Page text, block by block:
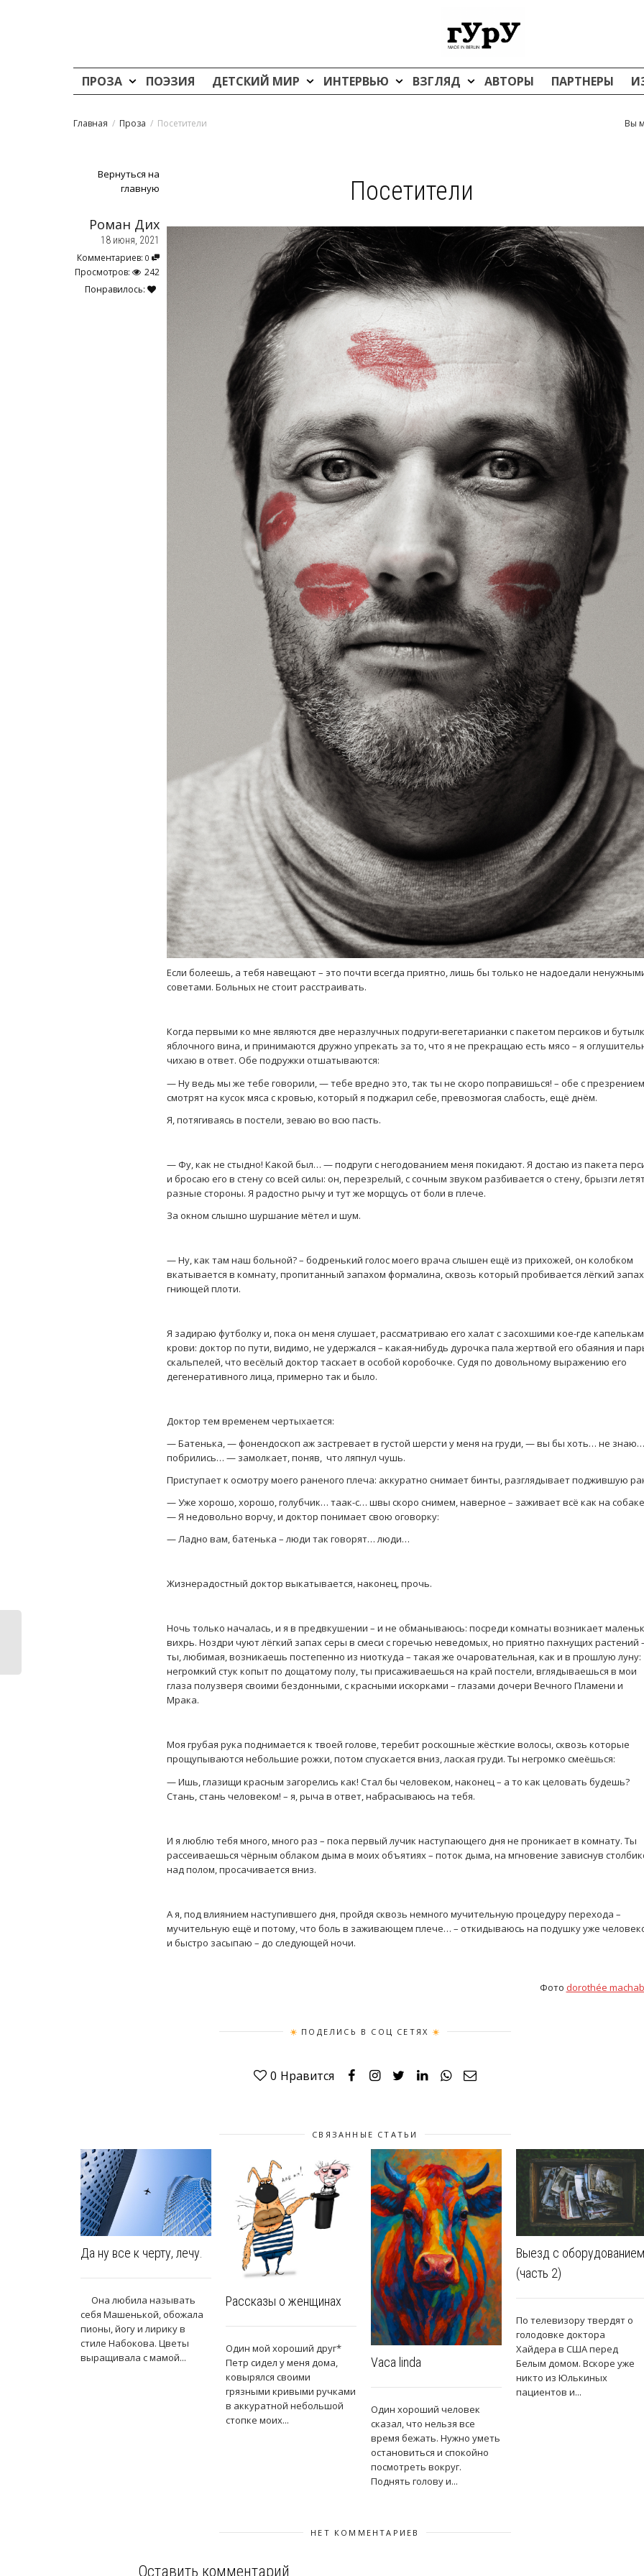
ПРОЗА ПОЭЗИЯ ДЕТСКИЙ МИР ИНТЕРВЬЮ ВЗГЛЯД АВТОРЫ ПАРТНЕРЫ
Главная Проза Посетители Вы
Вернуться на
главную
Роман Дих
18 июня, 2021
Комментариев: 0
Просмотров:
242
Понравилось:
Посетители
Если болеешь, а тебя навещают – это почти всегда приятно, лишь бы только не надоедали
советами. Больных не стоит расстраивать.
Когда первыми ко мне являются две неразлучных подруги-вегетарианки с пакетом персиков и
яблочного вина, и принимаются дружно упрекать за то, что я не прекращаю есть мясо – я
чихаю в ответ. Обе подружки отшатываются:
— Ну ведь мы же тебе говорили, — тебе вредно это, так ты не скоро поправишься! – обе с презрением
смотрят на кусок мяса с кровью, который я поджарил себе, превозмогая слабость, ещё днём.
Я, потягиваясь в постели, зеваю во всю пасть.
— Фу, как не стыдно! Какой был… — подруги с негодованием меня покидают. Я достаю из пакета
и бросаю его в стену со всей силы: он, перезрелый, с сочным звуком разбивается о стену, брызги
разные стороны. Я радостно рычу и тут же морщусь от боли в плече.
За окном слышно шуршание мётел и шум.
— Ну, как там наш больной? – бодренький голос моего врача слышен ещё из прихожей, он колобком
вкатывается в комнату, пропитанный запахом формалина, сквозь который пробивается лёгкий запах
гниющей плоти.
Я задираю футболку и, пока он меня слушает, рассматриваю его халат с засохшими кое-где
крови: доктор по пути, видимо, не удержался – какая-нибудь дурочка пала жертвой его обаяния и
скальпелей, что весёлый доктор таскает в особой коробочке. Судя по довольному выражению его
дегенеративного лица, примерно так и было.
Доктор тем временем чертыхается:
— Батенька, — фонендоскоп аж застревает в густой шерсти у меня на груди, — вы бы хоть… не знаю…
побрились… — замолкает, поняв, что ляпнул чушь.
Приступает к осмотру моего раненого плеча: аккуратно снимает бинты, разглядывает поджившую
— Уже хорошо, хорошо, голубчик… таак-с… швы скоро снимем, наверное – заживает всё как на
— Я недовольно ворчу, и доктор понимает свою оговорку:
— Ладно вам, батенька – люди так говорят… люди…
Жизнерадостный доктор выкатывается, наконец, прочь.
Ночь только началась, и я в предвкушении – и не обманываюсь: посреди комнаты возникает
вихрь. Ноздри чуют лёгкий запах серы в смеси с горечью неведомых, но приятно пахнущих растений
ты, любимая, возникаешь постепенно из ниоткуда – такая же очаровательная, как и в прошлую луну:
негромкий стук копыт по дощатому полу, ты присаживаешься на край постели, вглядываешься в мои
глаза полузверя своими бездонными, с красными искорками – глазами дочери Вечного Пламени и
Мрака.
Моя грубая рука поднимается к твоей голове, теребит роскошные жёсткие волосы, сквозь которые
прощупываются небольшие рожки, потом спускается вниз, лаская груди. Ты негромко смеёшься:
— Ишь, глазищи красным загорелись как! Стал бы человеком, наконец – а то как целовать будешь?
Стань, стань человеком! – я, рыча в ответ, набрасываюсь на тебя.
И я люблю тебя много, много раз – пока первый лучик наступающего дня не проникает в комнату. Ты
рассеиваешься чёрным облаком дыма в моих объятиях – поток дыма, на мгновение зависнув
над полом, просачивается вниз.
А я, под влиянием наступившего дня, пройдя сквозь немного мучительную процедуру перехода –
мучительную ещё и потому, что боль в заживающем плече… – откидываюсь на подушку уже
и быстро засыпаю – до следующей ночи.
Фото dorothée
ПОДЕЛИСЬ В СОЦ СЕТЯХ
0 Нравится
СВЯЗАННЫЕ СТАТЬИ
Да ну все к черту, лечу.
Она любила называть
себя Машенькой, обожала
пионы, йогу и лирику в
стиле Набокова. Цветы
выращивала с мамой...
Рассказы о женщинах
Один мой хороший друг*
Петр сидел у меня дома,
ковырялся своими
грязными кривыми ручками
в аккуратной небольшой
стопке моих...
Vaca linda
Один хороший человек
сказал, что нельзя все
время бежать. Нужно уметь
остановиться и спокойно
посмотреть вокруг.
Поднять голову и...
Выезд с оборудованием
(часть 2)
По телевизору твердят о
голодовке доктора
Хайдера в США перед
Белым домом. Вскоре уже
никто из Юлькиных
пациентов и...
НЕТ КОММЕНТАРИЕВ
Оставить комментарий